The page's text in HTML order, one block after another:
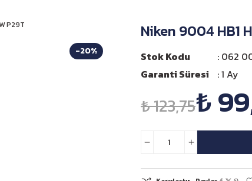
-20%
Niken 9004 HB1
Stok Kodu
062
Garanti Süresi
1 Ay
₺ 123,75₺